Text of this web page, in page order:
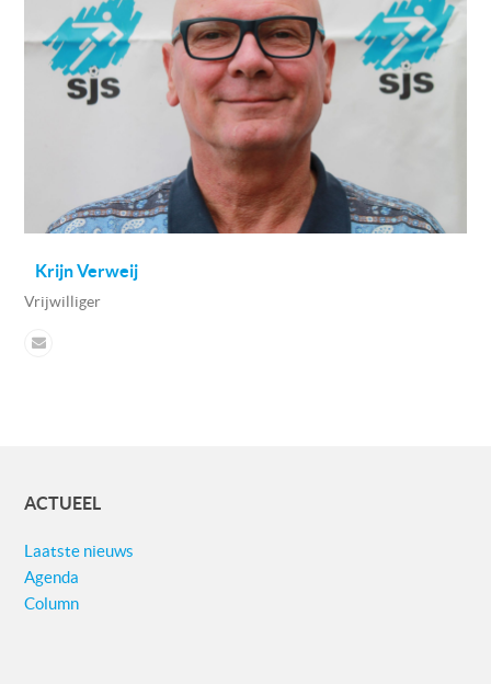
Krijn Verweij
Vrijwilliger
ACTUEEL
Laatste nieuws
Agenda
Column